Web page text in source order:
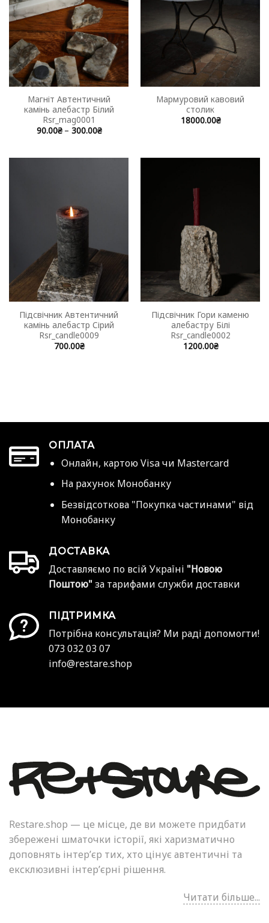
Магніт Автентичний
камінь алебастр Білий
Rsr_mag0001
90.00₴ – 300.00₴Price
300.00₴
Параметри
можна
вибрати
на
сторінці
товару
Мармуровий кавовий
столик
18000.00₴
Підсвічник Автентичний
камінь алебастр Сірий
Rsr_candle0009
700.00₴
Підсвічник Гори каменю
алебастру Білі
Rsr_candle0002
1200.00₴
ОПЛАТА
Онлайн, картою Visa чи Mastercard
На рахунок Монобанку
Безвідсоткова "Покупка частинами" від
Монобанку
ДОСТАВКА
Доставляємо по всій Україні "Новою
Поштою" за тарифами служби доставки
ПІДТРИМКА
Потрібна консультація? Ми раді допомогти!
073 032 03 07
info@restare.shop
Restare.shop — це місце, де ви можете придбати
збережені шматочки історії, які харизматично
доповнять інтер’єр тих, хто цінує автентичні та
ексклюзивні інтер’єрні рішення.
Читати більше...